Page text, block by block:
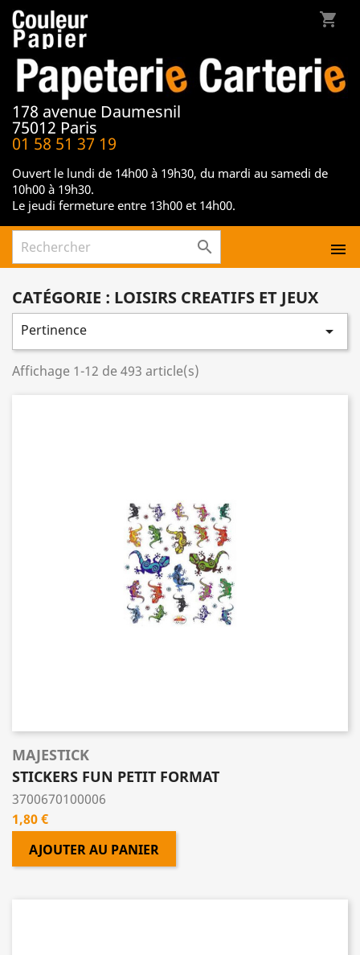
shopping_cart
178 avenue Daumesnil
75012 Paris
01 58 51 37 19
Ouvert le lundi de 14h00 à 19h30, du mardi au samedi de
10h00 à 19h30.
Le jeudi fermeture entre 13h00 et 14h00.
 
CATÉGORIE : LOISIRS CREATIFS ET JEUX
Pertinence 
Affichage 1-12 de 493 article(s)
MAJESTICK
STICKERS FUN PETIT FORMAT
3700670100006
Prix
1,80 €
AJOUTER AU PANIER